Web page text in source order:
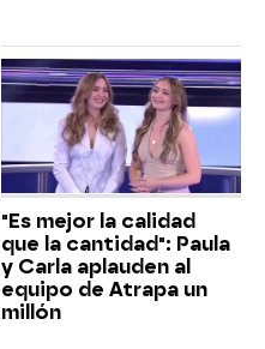
"Es mejor la calidad
que la cantidad": Paula
y Carla aplauden al
equipo de Atrapa un
millón